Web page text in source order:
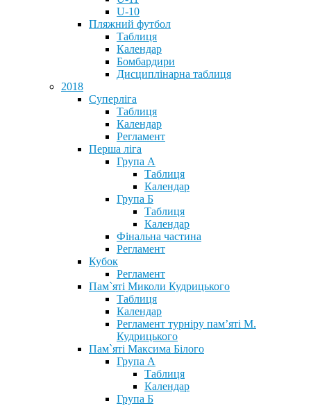
U-10
Пляжний футбол
Таблиця
Календар
Бомбардири
Дисциплінарна таблиця
2018
Суперліга
Таблиця
Календар
Регламент
Перша ліга
Група А
Таблиця
Календар
Група Б
Таблиця
Календар
Фінальна частина
Регламент
Кубок
Регламент
Пам`яті Миколи Кудрицького
Таблиця
Календар
Регламент турніру пам’яті М.
Кудрицького
Пам`яті Максима Білого
Група А
Таблиця
Календар
Група Б